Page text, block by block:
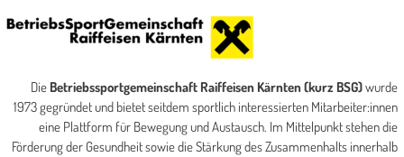
to
BSG Raiffeisen – Kärnten
Die Betriebssportgemeinschaft Raiffeisen Kärnten (kurz BSG)wurde
1973 gegründet und bietet seitdem sportlich interessierten Mitarbeiter:innen
eine Plattform für Bewegung und Austausch. Im Mittelpunkt stehen die
Förderung der Gesundheit sowie die Stärkung des Zusammenhalts innerhalb